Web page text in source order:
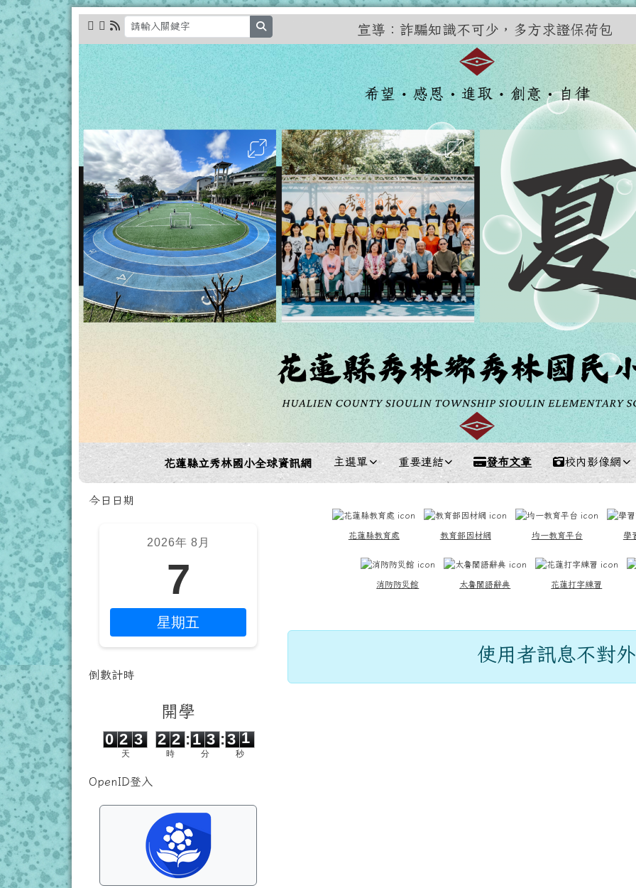
跳至主內容區
花蓮縣立秀林國小全球資訊網宣導：詐騙知識不可少，多方求證保荷包
導覽列 花蓮縣立秀林國小全球資訊網 主選單 重要連結 發布文章 校內影像網
左邊區域內容
今日日期
2026年 8月
7
星期五
倒數計時
開學
0 2 3
天
2
2
2
2
時
:1 3
分
:3 0
秒
OpenID登入
上中區域內容
花蓮縣教育處 教育部因材網 均一教育平台 學
消防防災館 太魯閣語辭典 花蓮打字練習
使用者訊息不對
頁尾區域